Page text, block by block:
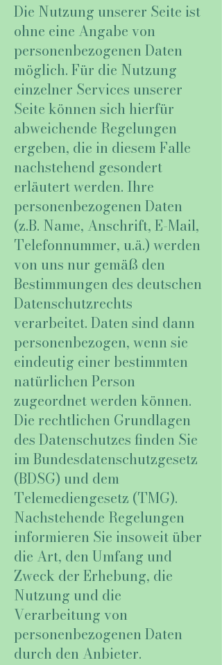
Die Nutzung unserer Seite ist
ohne eine Angabe von
personenbezogenen Daten
möglich. Für die Nutzung
einzelner Services unserer
Seite können sich hierfür
abweichende Regelungen
ergeben, die in diesem Falle
nachstehend gesondert
erläutert werden. Ihre
personenbezogenen Daten
(z.B. Name, Anschrift, E-Mail,
Telefonnummer, u.ä.) werden
von uns nur gemäß den
Bestimmungen des deutschen
Datenschutzrechts
verarbeitet. Daten sind dann
personenbezogen, wenn sie
eindeutig einer bestimmten
natürlichen Person
zugeordnet werden können.
Die rechtlichen Grundlagen
des Datenschutzes finden Sie
im Bundesdatenschutzgesetz
(BDSG) und dem
Telemediengesetz (TMG).
Nachstehende Regelungen
informieren Sie insoweit über
die Art, den Umfang und
Zweck der Erhebung, die
Nutzung und die
Verarbeitung von
personenbezogenen Daten
durch den Anbieter.